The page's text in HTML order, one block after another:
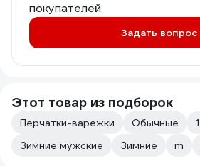
покупателей
Задать вопрос
Этот товар из подборок
Перчатки-варежки Обычные
1
Зимние мужские
Зимние m